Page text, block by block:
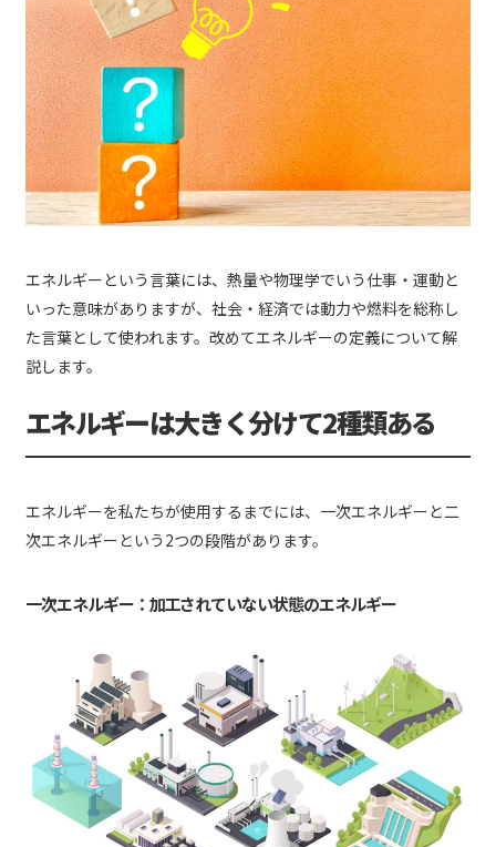
エネルギーという言葉には、熱量や物理学でいう仕事・運動と
いった意味がありますが、社会・経済では動力や燃料を総称し
た言葉として使われます。改めてエネルギーの定義について解
説します。
エネルギーは大きく分けて2種類ある
エネルギーを私たちが使用するまでには、一次エネルギーと二
次エネルギーという2つの段階があります。
一次エネルギー：加工されていない状態のエネルギー